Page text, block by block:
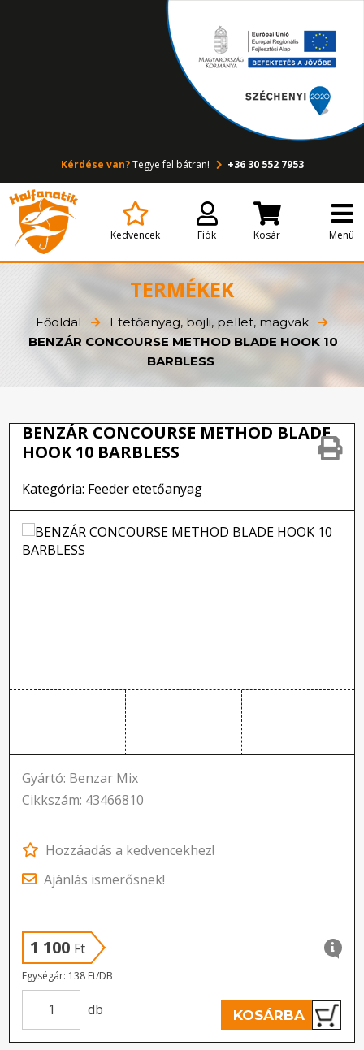
Kérdése van?Tegye fel bátran! +36 30 552 7953
Kedvencek Fiók Kosár Menü
TERMÉKEK
Főoldal
Etetőanyag, bojli, pellet, magvak
BENZÁR CONCOURSE METHOD BLADE HOOK 10
BARBLESS
BENZÁR CONCOURSE METHOD BLADE
HOOK 10 BARBLESS
Kategória: Feeder etetőanyag
Gyártó: Benzar Mix
Cikkszám: 43466810
Hozzáadás a kedvencekhez!
Ajánlás ismerősnek!
1 100 Ft
Egységár: 138 Ft/DB
db KOSÁRBA